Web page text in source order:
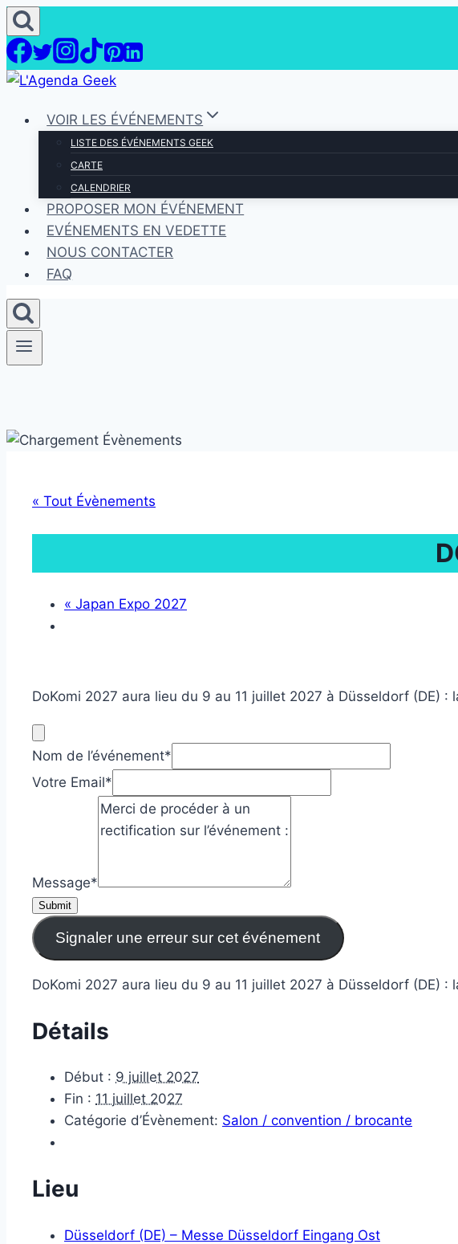
Aller
au
contenu
VOIR LES ÉVÉNEMENTS
LISTE DES ÉVÉNEMENTS GEEK
CARTE
CALENDRIER
PROPOSER MON ÉVÉNEMENT
EVÉNEMENTS EN VEDETTE
NOUS CONTACTER
FAQ
« Tout Évènements
« Japan Expo 2027
DoKomi 2027 aura lieu du 9 au 11 juillet 2027 à Düsseldorf (DE)
Nom de l’événement*
Votre Email*
Message*
Submit
Signaler une erreur sur cet événement
DoKomi 2027 aura lieu du 9 au 11 juillet 2027 à Düsseldorf (DE)
Détails
Début : 9 juillet 2027
Fin : 11 juillet 2027
Catégorie d’Évènement: Salon / convention / brocante
Lieu
Düsseldorf (DE) – Messe Düsseldorf Eingang Ost